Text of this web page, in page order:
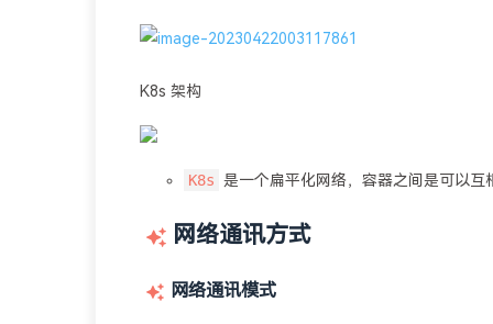
K8s 架构
K8s 是一个扁平化网络，容器之间是可以互
网络通讯方式
网络通讯模式